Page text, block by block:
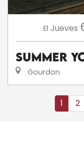
El Jueves
Summer
Gourdon
1 2